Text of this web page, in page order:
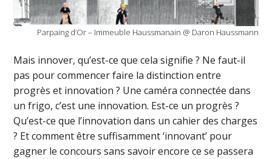
Parpaing d’Or – Immeuble Haussmanain @ Daron Haussmann
Mais innover, qu’est-ce que cela signifie ? Ne faut-il
pas pour commencer faire la distinction entre
progrès et innovation ? Une caméra connectée dans
un frigo, c’est une innovation. Est-ce un progrès ?
Qu’est-ce que l’innovation dans un cahier des charges
? Et comment être suffisamment ‘innovant’ pour
gagner le concours sans savoir encore ce se passera